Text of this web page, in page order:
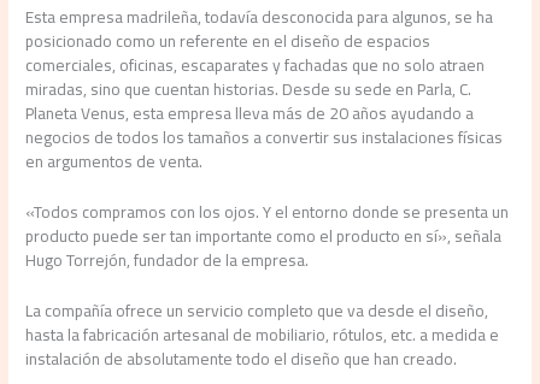
Esta empresa madrileña, todavía desconocida para algunos, se ha
posicionado como un referente en el diseño de espacios
comerciales, oficinas, escaparates y fachadas que no solo atraen
miradas, sino que cuentan historias. Desde su sede en Parla, C.
Planeta Venus, esta empresa lleva más de 20 años ayudando a
negocios de todos los tamaños a convertir sus instalaciones físicas
en argumentos de venta.
«Todos compramos con los ojos. Y el entorno donde se presenta un
producto puede ser tan importante como el producto en sí», señala
Hugo Torrejón, fundador de la empresa.
La compañía ofrece un servicio completo que va desde el diseño,
hasta la fabricación artesanal de mobiliario, rótulos, etc. a medida e
instalación de absolutamente todo el diseño que han creado.